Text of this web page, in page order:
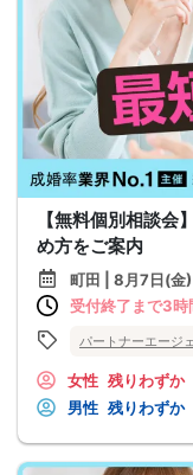
【無料個別相談会
め方をご案内
町田 | 8月7日(金
受付終了まで3時
パートナーエージ
女性 残りわずか
男性 残りわずか